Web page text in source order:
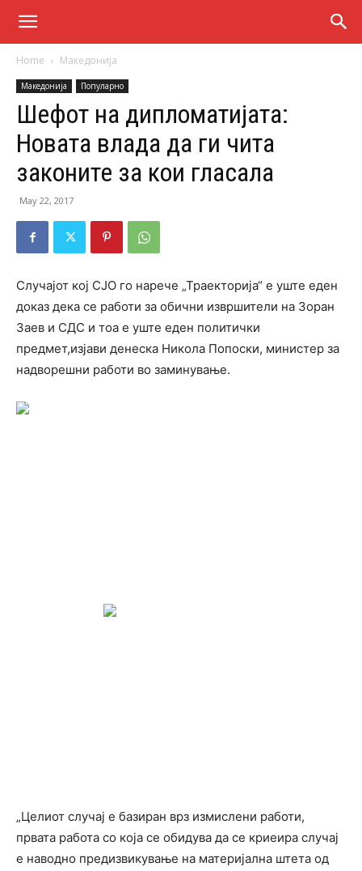
Home Македонија
Македонија Популарно
Шефот на дипломатијата:
Новата влада да ги чита
законите за кои гласала
May 22, 2017
Случајот коj СЈО го нарече „Траекторија“ е уште еден
доказ дека се работи за обични извршители на Зоран
Заев и СДС и тоа е уште еден политички
предмет,изјави денеска Никола Попоски, министер за
надворешни работи во заминување.
„Целиот случај е базиран врз измислени работи,
првата работа со која се обидува да се криеира случај
е наводно предизвикување на материјална штета од